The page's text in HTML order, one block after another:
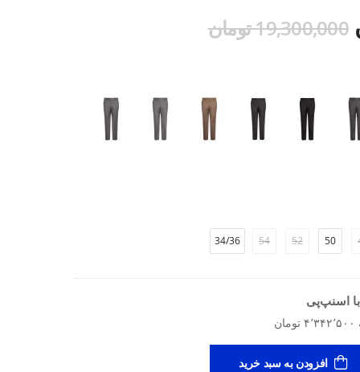
19,300,000 تومان
50
52
54
34/36
اسنپ‌پی
افزودن به سبد خرید